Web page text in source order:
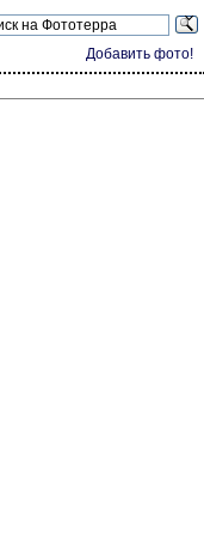
Добавить фото!